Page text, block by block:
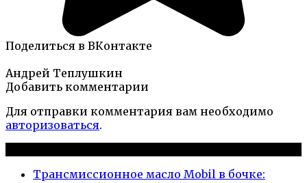
Поделиться в ВКонтакте
Андрей Теплушкин
Добавить комментарии
Для отправки комментария вам необходимо
авторизоваться.
Трансмиссионное масло Mobil в бочке: